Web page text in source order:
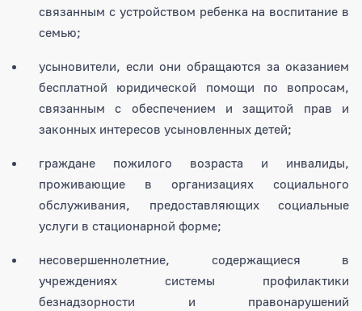
связанным с устройством ребенка на воспитание в
семью;
усыновители, если они обращаются за оказанием
бесплатной юридической помощи по вопросам,
связанным с обеспечением и защитой прав и
законных интересов усыновленных детей;
граждане пожилого возраста и инвалиды,
проживающие в организациях социального
обслуживания, предоставляющих социальные
услуги в стационарной форме;
несовершеннолетние, содержащиеся в
учреждениях системы профилактики
безнадзорности и правонарушений